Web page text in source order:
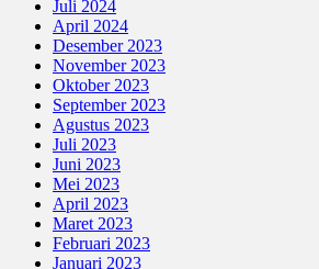
Juli 2024
April 2024
Desember 2023
November 2023
Oktober 2023
September 2023
Agustus 2023
Juli 2023
Juni 2023
Mei 2023
April 2023
Maret 2023
Februari 2023
Januari 2023